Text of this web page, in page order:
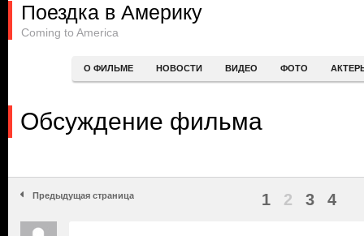
Поездка в Америку
Coming to America
О ФИЛЬМЕ НОВОСТИ ВИДЕО ФОТО
Обсуждение фильма
Предыдущая страница 1 2 3 4